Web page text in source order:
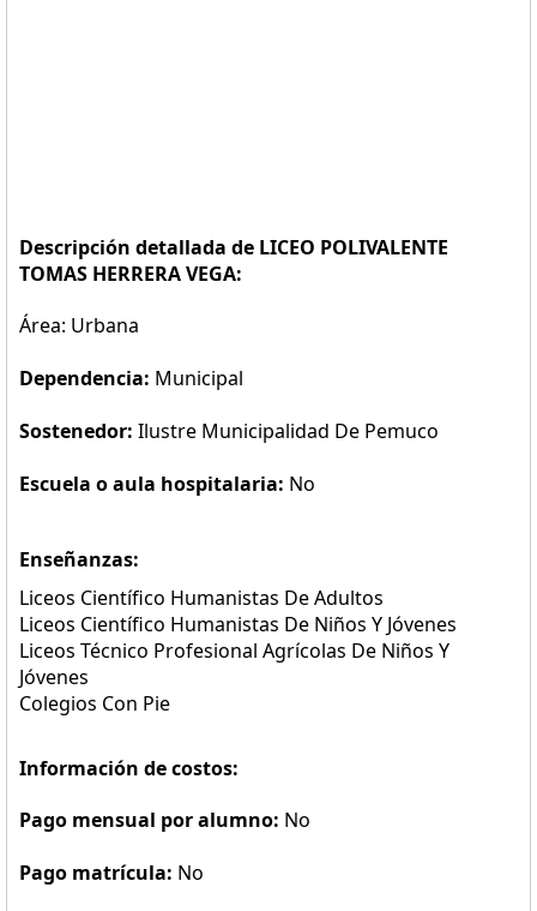
Descripción detallada de LICEO POLIVALENTE
TOMAS HERRERA VEGA:
Área: Urbana
Dependencia: Municipal
Sostenedor: Ilustre Municipalidad De Pemuco
Escuela o aula hospitalaria: No
Enseñanzas:
Liceos Científico Humanistas De Adultos
Liceos Científico Humanistas De Niños Y Jóvenes
Liceos Técnico Profesional Agrícolas De Niños Y
Jóvenes
Colegios Con Pie
Información de costos:
Pago mensual por alumno: No
Pago matrícula: No